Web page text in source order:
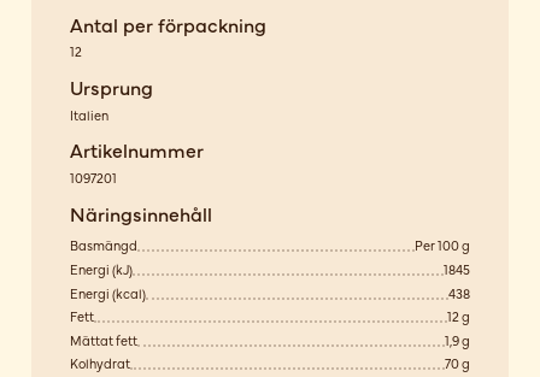
Antal per förpackning
12
Ursprung
Italien
Artikelnummer
1097201
Näringsinnehåll
Basmängd
Per 100 g
Energi (kJ)
1845
Energi (kcal)
438
Fett
12 g
Mättat fett
1,9 g
Kolhydrat
70 g